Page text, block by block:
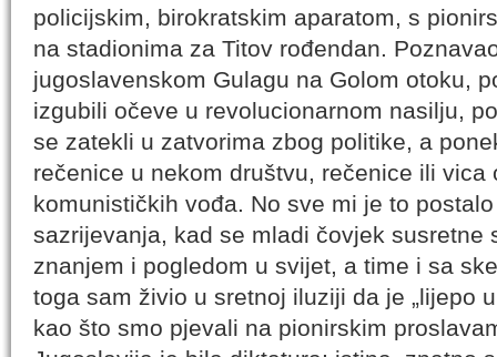
policijskim, birokratskim aparatom, s
na stadionima za Titov rođendan.
jugoslavenskom Gulagu na Golom otoku,
izgubili očeve u revolucionarnom nasilju,
se zatekli u zatvorima zbog politike, a
rečenice u nekom društvu, rečenice ili vica
komunističkih vođa. No sve mi je to
sazrijevanja, kad se mladi čovjek susretne
znanjem i pogledom u svijet, a time i sa
toga sam živio u sretnoj iluziji da je „lijepo
kao što smo pjevali na pionirskim